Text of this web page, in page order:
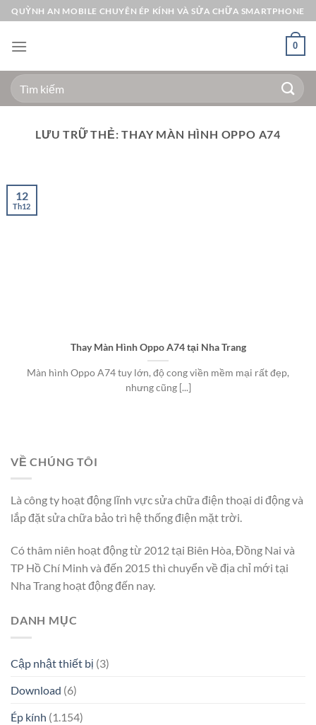
Bỏ
qua
nội
QUỲNH AN MOBILE CHUYÊN ÉP KÍNH VÀ SỬA CHỮA SMARTPHONE
0
Tìm
kiếm:
LƯU TRỮ THẺ:THAY MÀN HÌNH OPPO A74
Thay Màn Hình Oppo A74 tại Nha Trang
Màn hình Oppo A74 tuy lớn, độ cong viền mềm mại rất đẹp,
nhưng cũng [...]
12
Th12
VỀ CHÚNG TÔI
Là công ty hoạt động lĩnh vực sửa chữa điện thoại di động và
lắp đặt sửa chữa bảo trì hệ thống điện mặt trời.
Có thâm niên hoạt động từ 2012 tại Biên Hòa, Đồng Nai và
TP Hồ Chí Minh và đến 2015 thì chuyển về địa chỉ mới tại
Nha Trang hoạt động đến nay.
DANH MỤC
Cập nhật thiết bị (3)
Download (6)
Ép kính (1.154)